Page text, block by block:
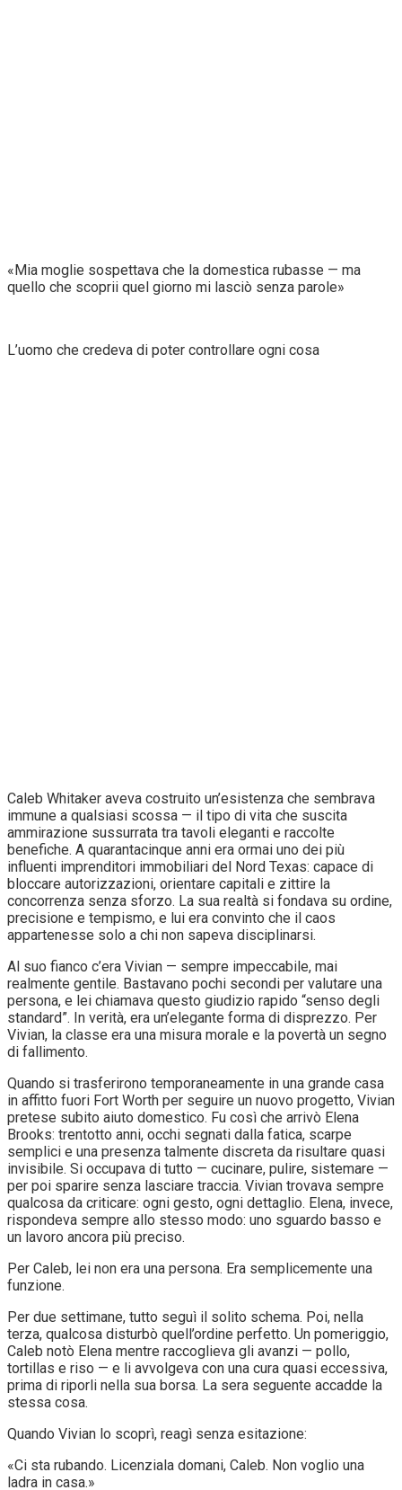
«Mia moglie sospettava che la domestica rubasse — ma
quello che scoprii quel giorno mi lasciò senza parole»
L’uomo che credeva di poter controllare ogni cosa
Caleb Whitaker aveva costruito un’esistenza che sembrava
immune a qualsiasi scossa — il tipo di vita che suscita
ammirazione sussurrata tra tavoli eleganti e raccolte
benefiche. A quarantacinque anni era ormai uno dei più
influenti imprenditori immobiliari del Nord Texas: capace di
bloccare autorizzazioni, orientare capitali e zittire la
concorrenza senza sforzo. La sua realtà si fondava su ordine,
precisione e tempismo, e lui era convinto che il caos
appartenesse solo a chi non sapeva disciplinarsi.
Al suo fianco c’era Vivian — sempre impeccabile, mai
realmente gentile. Bastavano pochi secondi per valutare una
persona, e lei chiamava questo giudizio rapido “senso degli
standard”. In verità, era un’elegante forma di disprezzo. Per
Vivian, la classe era una misura morale e la povertà un segno
di fallimento.
Quando si trasferirono temporaneamente in una grande casa
in affitto fuori Fort Worth per seguire un nuovo progetto, Vivian
pretese subito aiuto domestico. Fu così che arrivò Elena
Brooks: trentotto anni, occhi segnati dalla fatica, scarpe
semplici e una presenza talmente discreta da risultare quasi
invisibile. Si occupava di tutto — cucinare, pulire, sistemare —
per poi sparire senza lasciare traccia. Vivian trovava sempre
qualcosa da criticare: ogni gesto, ogni dettaglio. Elena, invece,
rispondeva sempre allo stesso modo: uno sguardo basso e
un lavoro ancora più preciso.
Per Caleb, lei non era una persona. Era semplicemente una
funzione.
Per due settimane, tutto seguì il solito schema. Poi, nella
terza, qualcosa disturbò quell’ordine perfetto. Un pomeriggio,
Caleb notò Elena mentre raccoglieva gli avanzi — pollo,
tortillas e riso — e li avvolgeva con una cura quasi eccessiva,
prima di riporli nella sua borsa. La sera seguente accadde la
stessa cosa.
Quando Vivian lo scoprì, reagì senza esitazione:
«Ci sta rubando. Licenziala domani, Caleb. Non voglio una
ladra in casa.»